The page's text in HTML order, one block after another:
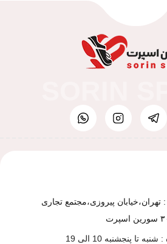
پیروزی،مجتمع تجاری
پنجشنبه 10 الی 19